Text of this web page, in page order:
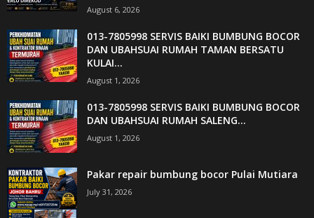
August 6, 2026
013-7805998 SERVIS BAIKI BUMBUNG BOCOR
DAN UBAHSUAI RUMAH TAMAN BERSATU
KULAI...
August 1, 2026
013-7805998 SERVIS BAIKI BUMBUNG BOCOR
DAN UBAHSUAI RUMAH SALENG...
August 1, 2026
Pakar repair bumbung bocor Pulai Mutiara
July 31, 2026